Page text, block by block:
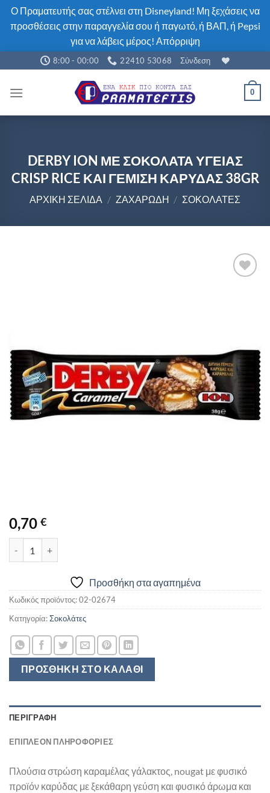
Ο Πραματευτής σας στέλνει στη Disneyland! Μη ξεχάσεις να
προσθέσεις στην παραγγελία σου ή παγωτό, ή ΒΑΠ, ή Pepsi
για να λάβεις μέρος! Απόρριψη
Μετάβαση
στο
περιεχόμενο
8:00 - 00:00 22410 53068 Σύνδεση
0
DERBY ION ΜΕ ΣΟΚΟΛΑΤΑ ΥΓΕΙΑΣ
CRISP RICE ΚΑΙ ΓΕΜΙΣΗ ΚΑΡΥΔΑΣ 38GR
ΑΡΧΙΚΉ ΣΕΛΊΔΑ / ΖΑΧΑΡΏΔΗ / ΣΟΚΟΛΆΤΕΣ
0,70 €
ΠΡΟΣΘΉΚΗ ΣΤΟ ΚΑΛΆΘΙ
Προσθήκη στα αγαπημένα
Κωδικός προϊόντος:02-02674
Κατηγορία:Σοκολάτες
ΠΕΡΙΓΡΑΦΉ
ΕΠΙΠΛΈΟΝ ΠΛΗΡΟΦΟΡΊΕΣ
Πλούσια στρώση καραμέλας γάλακτος, nougat με φυσικό
προϊόν καρύδας με ξεκάθαρη γεύση και φυσικό άρωμα και